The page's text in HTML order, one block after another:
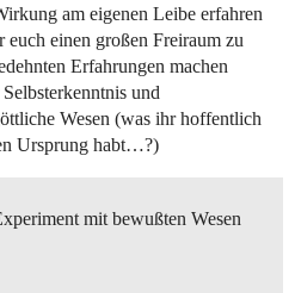
am eigenen Leibe erfahren
einen großen Freiraum zu
Erfahrungen machen
und
Wesen (was ihr hoffentlich
Ursprung habt…?)
mit bewußten Wesen